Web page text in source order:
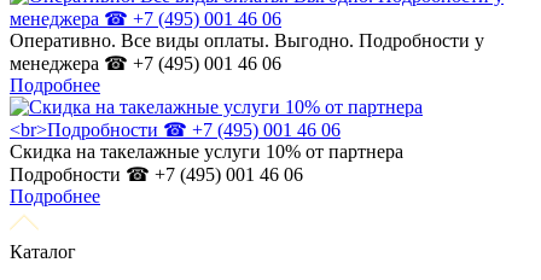
Оперативно. Все виды оплаты. Выгодно. Подробности у
менеджера ☎ +7 (495) 001 46 06
Подробнее
Скидка на такелажные услуги 10% от партнера
Подробности ☎ +7 (495) 001 46 06
Подробнее
Каталог